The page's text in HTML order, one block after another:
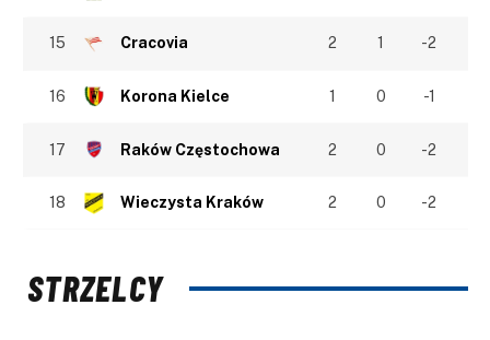
15 Cracovia 2 1 -2
16 Korona Kielce 1 0 -1
17 Raków Częstochowa 2 0 -2
18 Wieczysta Kraków 2 0 -2
STRZELCY